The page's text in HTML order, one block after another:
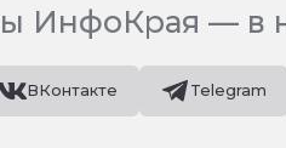
ИнфоКрая — в
ВКонтакте Telegram